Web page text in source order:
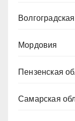
Мордовия
Пензенская
Самарская